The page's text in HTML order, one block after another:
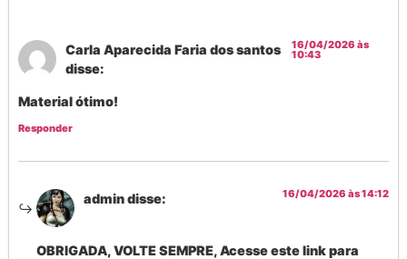
Carla Aparecida Faria dos santos
disse:
16/04/2026 às
10:43
Material ótimo!
Responder
admindisse: 16/04/2026 às 14:12
OBRIGADA, VOLTE SEMPRE, Acesse este link para